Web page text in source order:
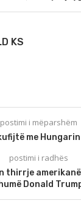
KS
postimi i mëparshëm
me
postimi i radhës
thirrje
Donald